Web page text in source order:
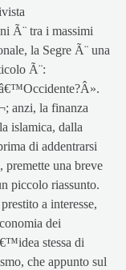
Ã¨ tra i massimi
la Segre Ã¨ una
Ã¨:
anzi, la finanza
islamica, dalla
di addentrarsi
una breve
piccolo riassunto.
a interesse,
dei
stessa di
che appunto sul